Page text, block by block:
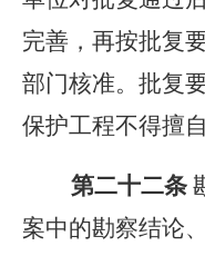
完善，再按批复
部门核准。批复
保护工程不得擅自
第二十二条
案中的勘察结论